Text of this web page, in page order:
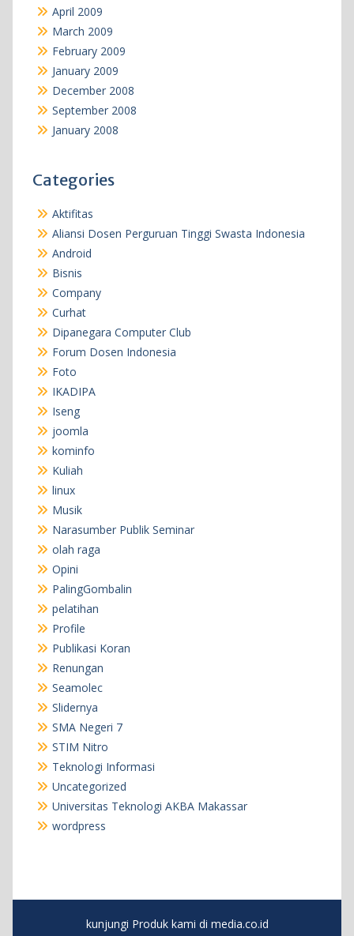
April 2009
March 2009
February 2009
January 2009
December 2008
September 2008
January 2008
Categories
Aktifitas
Aliansi Dosen Perguruan Tinggi Swasta Indonesia
Android
Bisnis
Company
Curhat
Dipanegara Computer Club
Forum Dosen Indonesia
Foto
IKADIPA
Iseng
joomla
kominfo
Kuliah
linux
Musik
Narasumber Publik Seminar
olah raga
Opini
PalingGombalin
pelatihan
Profile
Publikasi Koran
Renungan
Seamolec
Slidernya
SMA Negeri 7
STIM Nitro
Teknologi Informasi
Uncategorized
Universitas Teknologi AKBA Makassar
wordpress
kunjungi Produk kami di media.co.id